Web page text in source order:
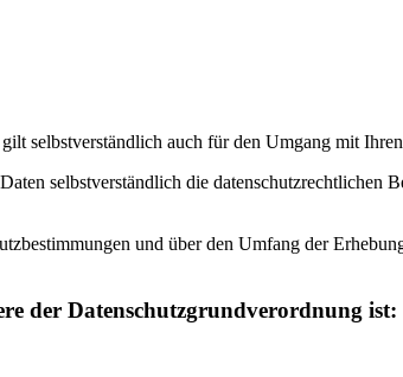
selbstverständlich auch für den Umgang mit
selbstverständlich die
und über den Umfang der
der Datenschutzgrundverordnung ist: